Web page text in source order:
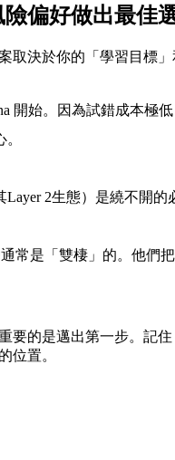
偏好做出最佳
取決於你的「學習目標」
開始。因為試錯成本極
Layer 2生態）是繞不開
通常是「雙棲」的。他
要的是邁出第一步。記
位置。